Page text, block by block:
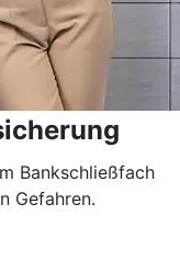
Bankschließfach
Gefahren.